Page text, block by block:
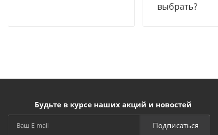
выбрать?
Будьте в курсе наших акций и новостей
Подписаться